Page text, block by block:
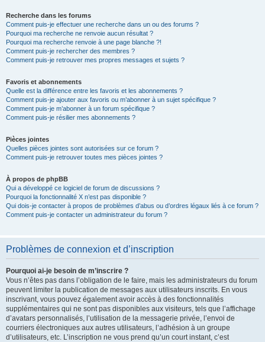
Recherche dans les forums
Comment puis-je effectuer une recherche dans un ou des forums ?
Pourquoi ma recherche ne renvoie aucun résultat ?
Pourquoi ma recherche renvoie à une page blanche ?!
Comment puis-je rechercher des membres ?
Comment puis-je retrouver mes propres messages et sujets ?
Favoris et abonnements
Quelle est la différence entre les favoris et les abonnements ?
Comment puis-je ajouter aux favoris ou m’abonner à un sujet spécifique ?
Comment puis-je m’abonner à un forum spécifique ?
Comment puis-je résilier mes abonnements ?
Pièces jointes
Quelles pièces jointes sont autorisées sur ce forum ?
Comment puis-je retrouver toutes mes pièces jointes ?
À propos de phpBB
Qui a développé ce logiciel de forum de discussions ?
Pourquoi la fonctionnalité X n’est pas disponible ?
Qui dois-je contacter à propos de problèmes d’abus ou d’ordres légaux liés à ce forum ?
Comment puis-je contacter un administrateur du forum ?
Problèmes de connexion et d’inscription
Pourquoi ai-je besoin de m’inscrire ?
Vous n’êtes pas dans l’obligation de le faire, mais les administrateurs du forum
peuvent limiter la publication de messages aux utilisateurs inscrits. En vous
inscrivant, vous pouvez également avoir accès à des fonctionnalités
supplémentaires qui ne sont pas disponibles aux visiteurs, tels que l’affichage
d’avatars personnalisés, l’utilisation de la messagerie privée, l’envoi de
courriers électroniques aux autres utilisateurs, l’adhésion à un groupe
d’utilisateurs, etc. L’inscription ne vous prend qu’un court instant, c’est